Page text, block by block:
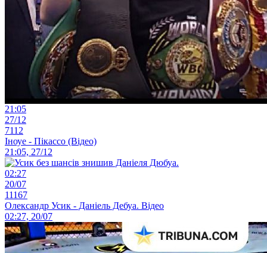
21:05
27/12
7112
Іноуе - Пікассо (Відео)
21:05, 27/12
02:27
20/07
11167
Олександр Усик - Даніель Дебуа. Відео
02:27, 20/07